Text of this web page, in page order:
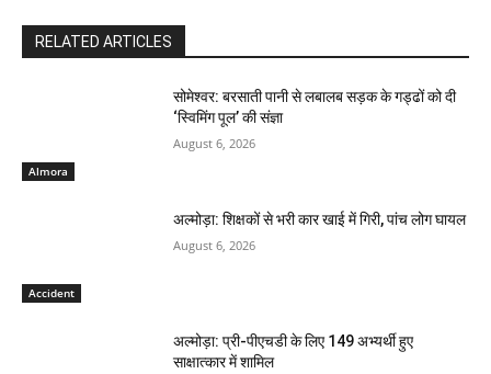
RELATED ARTICLES
Almora
सोमेश्वर: बरसाती पानी से लबालब सड़क के गड्ढों को दी
‘स्विमिंग पूल’ की संज्ञा
August 6, 2026
Accident
अल्मोड़ा: शिक्षकों से भरी कार खाई में गिरी, पांच लोग घायल
August 6, 2026
अल्मोड़ा: प्री-पीएचडी के लिए 149 अभ्यर्थी हुए
साक्षात्कार में शामिल